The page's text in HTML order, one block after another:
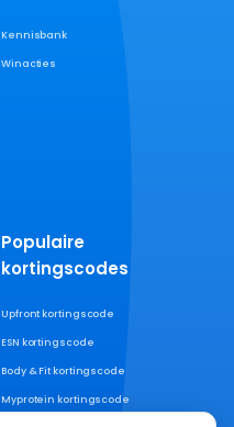
Kennisbank
Winacties
Populaire
kortingscodes
Upfront kortingscode
ESN kortingscode
Body & Fit kortingscode
Myprotein kortingscode